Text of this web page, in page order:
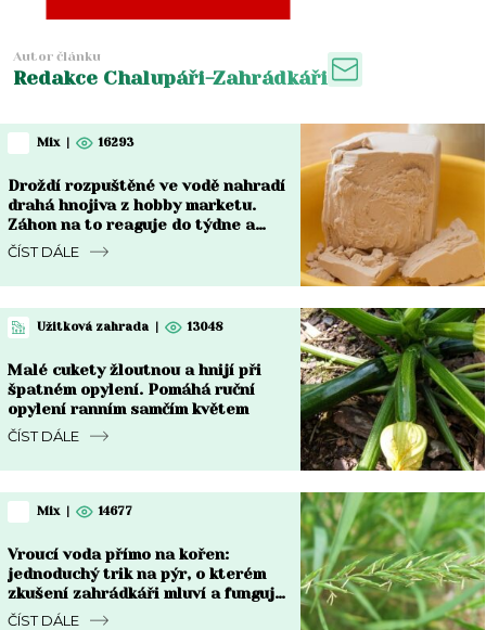
Autor článku
Redakce Chalupáři-Zahrádkáři
Mix 16293
Droždí rozpuštěné ve vodě nahradí
drahá hnojiva z hobby marketu.
Záhon na to reaguje do týdne a
rozdíl je vidět pouhým okem
ČÍST DÁLE
Užitková zahrada 13048
Malé cukety žloutnou a hnijí při
špatném opylení. Pomáhá ruční
opylení ranním samčím květem
ČÍST DÁLE
Mix 14677
Vroucí voda přímo na kořen:
jednoduchý trik na pýr, o kterém
zkušení zahrádkáři mluví a funguje
do týdne
ČÍST DÁLE